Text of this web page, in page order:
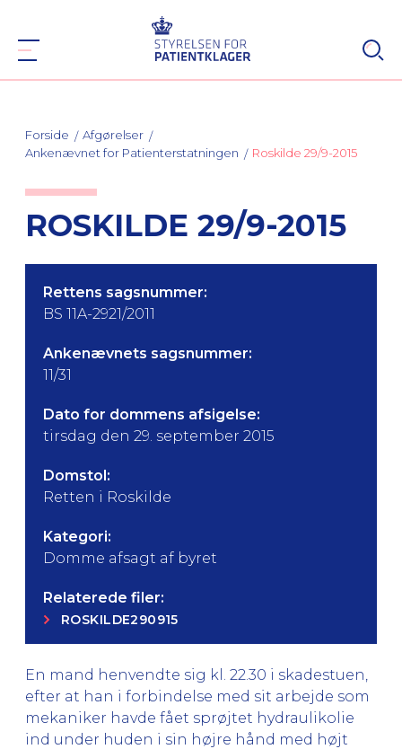
Forside
Afgørelser
Ankenævnet for Patienterstatningen
Roskilde 29/9-2015
ROSKILDE 29/9-2015
Rettens sagsnummer:
BS 11A-2921/2011
Ankenævnets sagsnummer:
11/31
Dato for dommens afsigelse:
tirsdag den 29. september 2015
Domstol:
Retten i Roskilde
Kategori:
Domme afsagt af byret
Relaterede filer:
ROSKILDE290915
En mand henvendte sig kl. 22.30 i skadestuen,
efter at han i forbindelse med sit arbejde som
mekaniker havde fået sprøjtet hydraulikolie
ind under huden i sin højre hånd med højt